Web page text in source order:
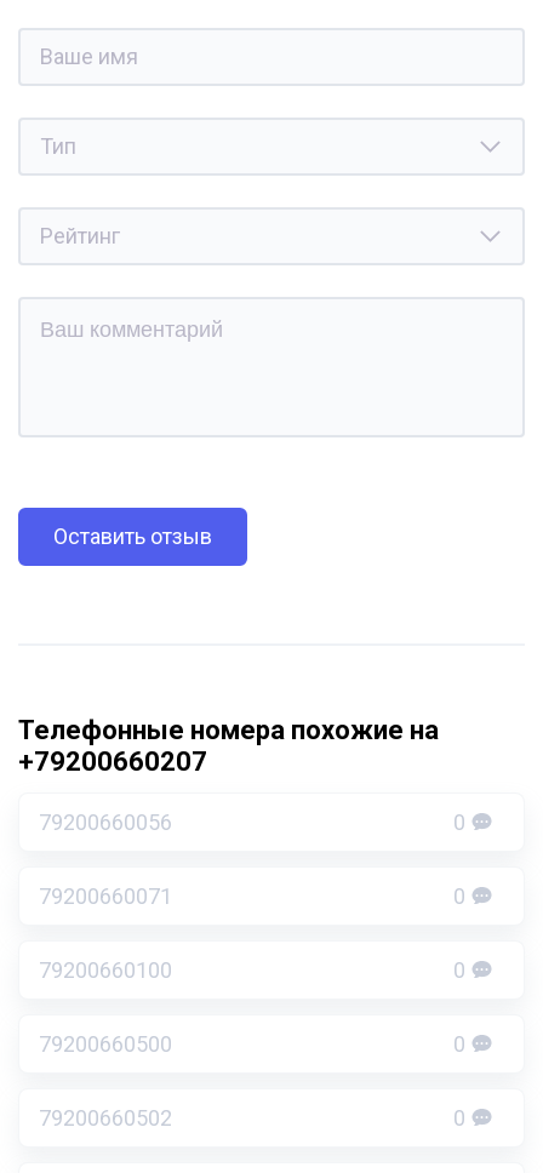
Оставить отзыв
Телефонные номера похожие на
+79200660207
79200660056 0
79200660071 0
79200660100 0
79200660500 0
79200660502 0